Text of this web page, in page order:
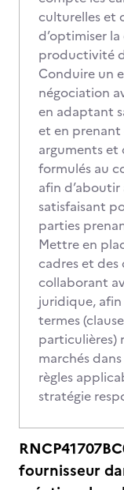
culturelles et
d’optimiser
productivité
Conduire un
négociation
en adaptant
et en
arguments
formulés au
afin
satisfaisant
parties
Mettre en
cadres et
collaborant
juridique, afin
termes
particulières)
marchés
règles
stratégie
fournisseur